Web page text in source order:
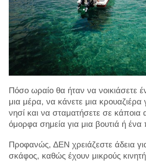
Πόσο ωραίο θα ήταν να νοικιάσετε
μια μέρα, να κάνετε μια
νησί και να σταματήσετε σε
όμορφα σημεία για μια βουτιά ή ένα
Προφανώς, ΔΕΝ χρειάζεστε άδεια
σκάφος, καθώς έχουν μικρούς